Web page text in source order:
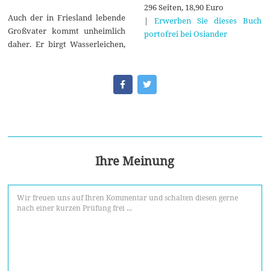
Auch der in Friesland lebende
Großvater kommt unheimlich
daher. Er birgt Wasserleichen,
296 Seiten, 18,90 Euro
| Erwerben Sie dieses Buch
portofrei bei Osiander
Ihre Meinung